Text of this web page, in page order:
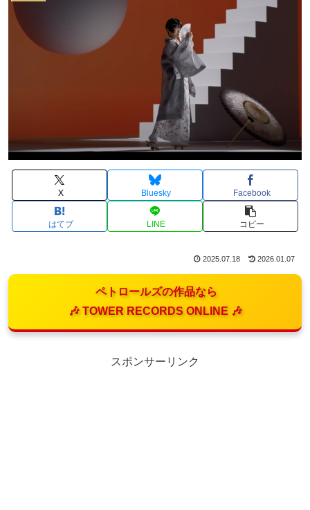
X Bluesky Facebook
はてブ LINE コピー
2025.07.18 2026.01.07
ペトロールズの作品なら
🎶 TOWER RECORDS ONLINE 🎶
スポンサーリンク